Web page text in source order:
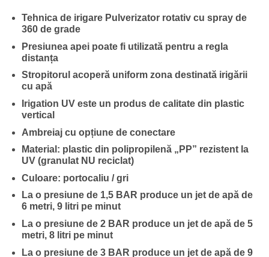
Tehnica de irigare Pulverizator rotativ cu spray de
360 de grade
Presiunea apei poate fi utilizată pentru a regla
distanța
Stropitorul acoperă uniform zona destinată irigării
cu apă
Irigation UV este un produs de calitate din plastic
vertical
Ambreiaj cu opțiune de conectare
Material: plastic din polipropilenă „PP” rezistent la
UV (granulat NU reciclat)
Culoare: portocaliu / gri
La o presiune de 1,5 BAR produce un jet de apă de
6 metri, 9 litri pe minut
La o presiune de 2 BAR produce un jet de apă de 5
metri, 8 litri pe minut
La o presiune de 3 BAR produce un jet de apă de 9